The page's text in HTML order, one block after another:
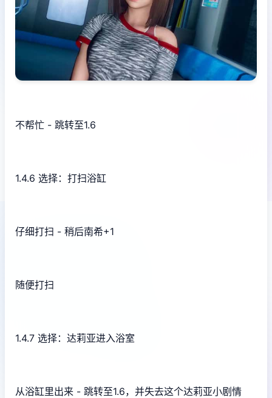
不帮忙 - 跳转至1.6
1.4.6 选择：打扫浴缸
仔细打扫 - 稍后南希+1
随便打扫
1.4.7 选择：达莉亚进入浴室
从浴缸里出来 - 跳转至1.6，并失去这个达莉亚小剧情